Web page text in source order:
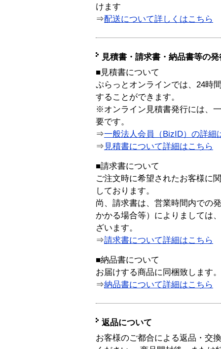
けます
⇒配送について詳しくはこちら
見積書・請求書・納品書等の
■見積書について
ぷらっとオンラインでは、24時
することができます。
※オンライン見積書発行には、
要です。
⇒一般法人会員（BizID）の詳細
⇒ 見積書について詳細はこちら
■請求書について
ご注文時に希望されたお客様に
しております。
尚、請求書は、営業時間内での
かかる場合等）によりましては
ざいます。
⇒請求書について詳細はこちら
■納品書について
お届けする商品に同梱致します。
⇒納品書について詳細はこちら
返品について
お客様のご都合による返品・交